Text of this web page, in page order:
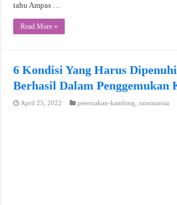
tahu Ampas …
Read More »
6 Kondisi Yang Harus
Berhasil Dalam Penggemukan
April 25, 2022 peternakan-kambing ,ruminansia